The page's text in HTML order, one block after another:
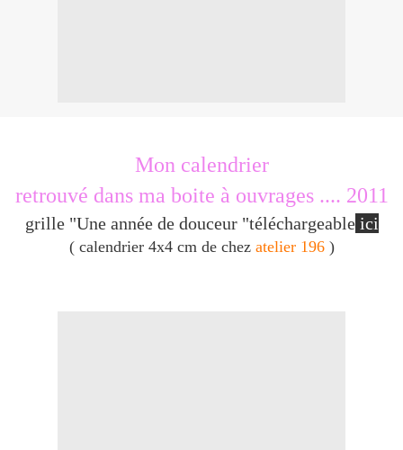
Mon calendrier
retrouvé dans ma boite à ouvrages .... 2011
grille "Une année de douceur "téléchargeableici
( calendrier 4x4 cm de chez atelier 196)